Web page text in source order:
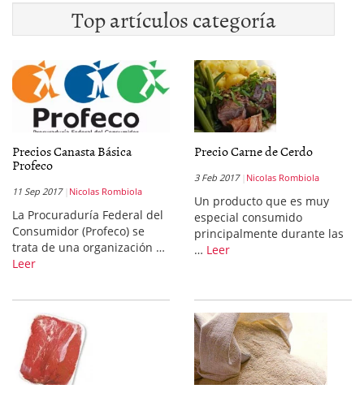
Top artículos categoría
Precios Canasta Básica
Profeco
11 Sep 2017 Nicolas Rombiola
La Procuraduría Federal del
Consumidor (Profeco) se
trata de una organización …
Leer
Precio Carne de Cerdo
3 Feb 2017 Nicolas Rombiola
Un producto que es muy
especial consumido
principalmente durante las
… Leer